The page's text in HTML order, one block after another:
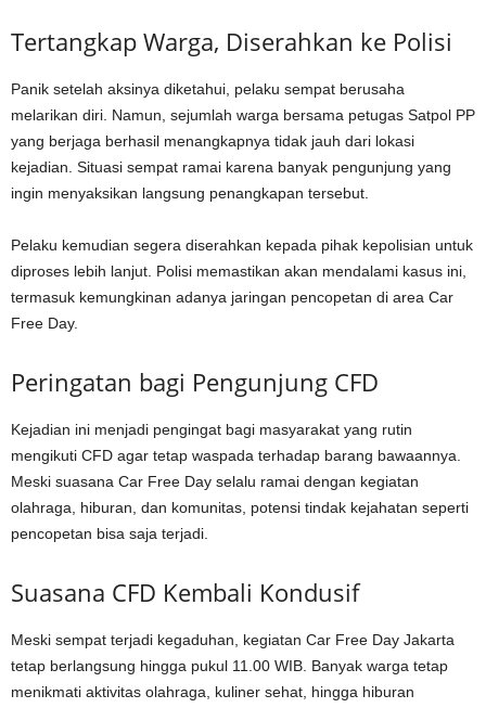
Tertangkap Warga, Diserahkan ke Polisi
Panik setelah aksinya diketahui, pelaku sempat berusaha
melarikan diri. Namun, sejumlah warga bersama petugas Satpol PP
yang berjaga berhasil menangkapnya tidak jauh dari lokasi
kejadian. Situasi sempat ramai karena banyak pengunjung yang
ingin menyaksikan langsung penangkapan tersebut.
Pelaku kemudian segera diserahkan kepada pihak kepolisian untuk
diproses lebih lanjut. Polisi memastikan akan mendalami kasus ini,
termasuk kemungkinan adanya jaringan pencopetan di area Car
Free Day.
Peringatan bagi Pengunjung CFD
Kejadian ini menjadi pengingat bagi masyarakat yang rutin
mengikuti CFD agar tetap waspada terhadap barang bawaannya.
Meski suasana Car Free Day selalu ramai dengan kegiatan
olahraga, hiburan, dan komunitas, potensi tindak kejahatan seperti
pencopetan bisa saja terjadi.
Suasana CFD Kembali Kondusif
Meski sempat terjadi kegaduhan, kegiatan Car Free Day Jakarta
tetap berlangsung hingga pukul 11.00 WIB. Banyak warga tetap
menikmati aktivitas olahraga, kuliner sehat, hingga hiburan